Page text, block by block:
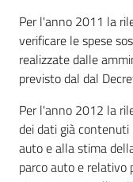
Prenota
zione
on line
Per l'anno 2011 la
verificare le spese
realizzate dalle
previsto dal dal
Per l'anno 2012 la
dei dati già
auto e alla stima
parco auto e relativo